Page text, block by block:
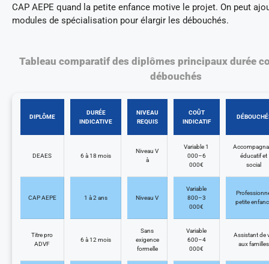
CAP AEPE quand la petite enfance motive le projet. On peut
modules de spécialisation pour élargir les débouchés.
Tableau comparatif des diplômes principaux durée
débouchés
DIPLÔME
DURÉE
INDICATIVE
NIVEAU
REQUIS
COÛT
INDICATIF
DEAES 6 à 18 mois
Niveau V
à
Variable 1
000–6
000€
éducatif et
social
CAP AEPE 1 à 2 ans Niveau V
Variable
800–3
000€
petite
Titre pro
ADVF
6 à 12 mois
Sans
exigence
formelle
Variable
600–4
000€
Assistant de
aux familles